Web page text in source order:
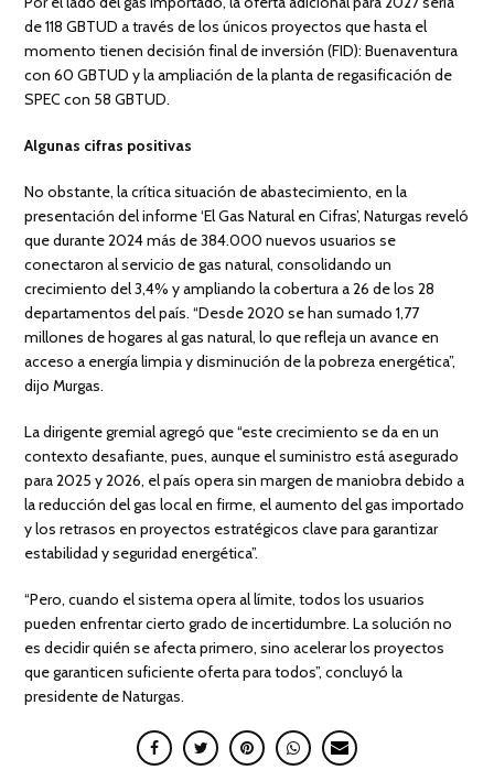
de 118 GBTUD a través de los únicos proyectos que hasta el
momento tienen decisión final de inversión (FID): Buenaventura
con 60 GBTUD y la ampliación de la planta de regasificación de
SPEC con 58 GBTUD.
Algunas cifras positivas
No obstante, la crítica situación de abastecimiento, en la
presentación del informe ‘El Gas Natural en Cifras’, Naturgas reveló
que durante 2024 más de 384.000 nuevos usuarios se
conectaron al servicio de gas natural, consolidando un
crecimiento del 3,4% y ampliando la cobertura a 26 de los 28
departamentos del país. “Desde 2020 se han sumado 1,77
millones de hogares al gas natural, lo que refleja un avance en
acceso a energía limpia y disminución de la pobreza energética”,
dijo Murgas.
La dirigente gremial agregó que “este crecimiento se da en un
contexto desafiante, pues, aunque el suministro está asegurado
para 2025 y 2026, el país opera sin margen de maniobra debido a
la reducción del gas local en firme, el aumento del gas importado
y los retrasos en proyectos estratégicos clave para garantizar
estabilidad y seguridad energética”.
“Pero, cuando el sistema opera al límite, todos los usuarios
pueden enfrentar cierto grado de incertidumbre. La solución no
es decidir quién se afecta primero, sino acelerar los proyectos
que garanticen suficiente oferta para todos”, concluyó la
presidente de Naturgas.